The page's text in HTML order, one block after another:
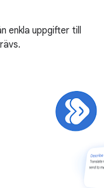
uppgifter till